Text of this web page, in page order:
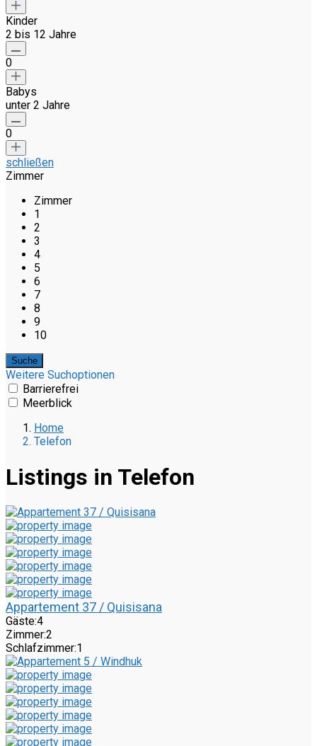
Kinder
2 bis 12 Jahre
0
Babys
unter 2 Jahre
0
schließen
Zimmer
Zimmer
1
2
3
4
5
6
7
8
9
10
Weitere Suchoptionen
Barrierefrei
Meerblick
Home
Telefon
Listings in Telefon
Appartement 37 / Quisisana
Gäste:4
Zimmer:2
Schlafzimmer:1